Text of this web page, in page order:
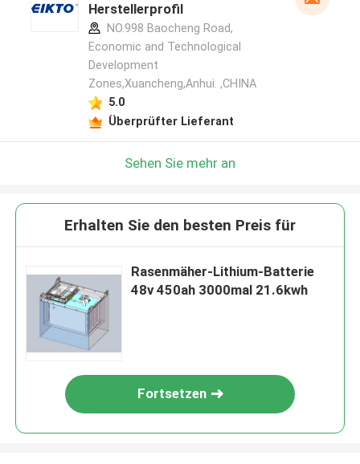
Herstellerprofil
NO.998 Baocheng Road,
Economic and Technological
Development
Zones,Xuancheng,Anhui. ,CHINA
5.0
Überprüfter Lieferant
Sehen Sie mehr an
Erhalten Sie den besten Preis für
Rasenmäher-Lithium-Batterie
48v 450ah 3000mal 21.6kwh
Fortsetzen